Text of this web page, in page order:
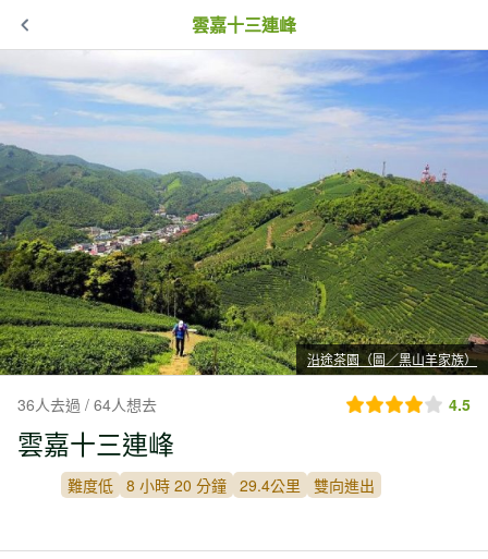
雲嘉十三連峰
沿途茶園（圖／黑山羊家族）
36人去過 / 64人想去 4.5
雲嘉十三連峰
難度低 8 小時 20 分鐘 29.4公里 雙向進出